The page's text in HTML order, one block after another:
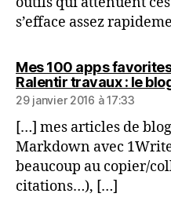
s’efface assez
Mes 100 apps favorites
Ralentir travaux : le
29 janvier 2016 à 17:33
[…] mes articles de
Markdown avec
beaucoup au copier/
citations…), […]